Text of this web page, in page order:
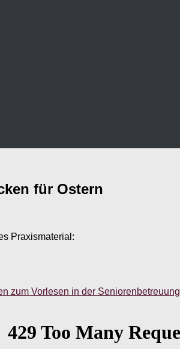
für Ostern
Praxismaterial:
zum Vorlesen in der Seniorenbetreuung